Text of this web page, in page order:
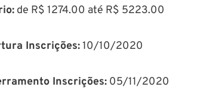
de R$ 1274.00 até R$ 5223.00
Inscrições:10/10/2020
Inscrições:05/11/2020